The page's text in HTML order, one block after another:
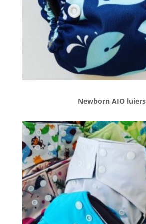
Newborn AIO luiers